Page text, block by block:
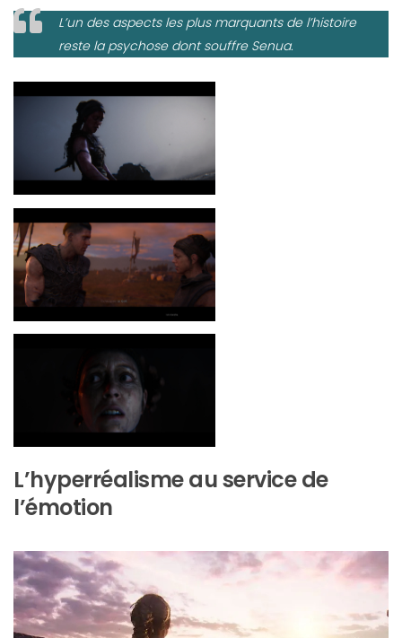
L’un des aspects les plus marquants de l’histoire
reste la psychose dont souffre Senua.
L’hyperréalisme au service de
l’émotion